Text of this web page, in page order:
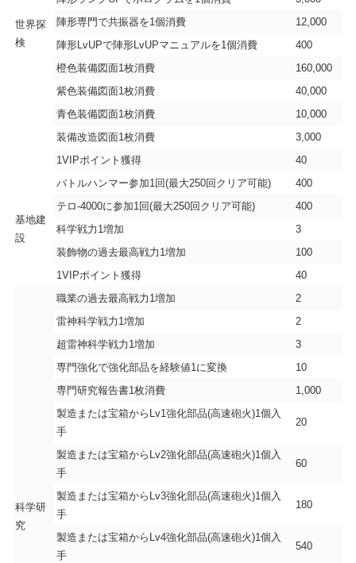
世界探
検
陣形専門で共振器を1個消費
12,000
陣形LvUPで陣形LvUPマニュアルを1個消費
400
橙色装備図面1枚消費
160,000
紫色装備図面1枚消費
40,000
青色装備図面1枚消費
10,000
装備改造図面1枚消費
3,000
1VIPポイント獲得
40
基地建
設
バトルハンマー参加1回(最大250回クリア可能)
400
テロ-4000に参加1回(最大250回クリア可能)
400
科学戦力1増加
3
装飾物の過去最高戦力1増加
100
1VIPポイント獲得
40
科学研
究
職業の過去最高戦力1増加
2
雷神科学戦力1増加
2
超雷神科学戦力1増加
3
専門強化で強化部品を経験値1に変換
10
専門研究報告書1枚消費
1,000
製造または宝箱からLv1強化部品(高速砲火)1個入
手
20
製造または宝箱からLv2強化部品(高速砲火)1個入
手
60
製造または宝箱からLv3強化部品(高速砲火)1個入
手
180
製造または宝箱からLv4強化部品(高速砲火)1個入
手
540